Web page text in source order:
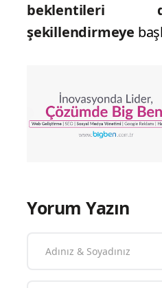
beklentileri
şekillendirmeye
Yorum Yazın